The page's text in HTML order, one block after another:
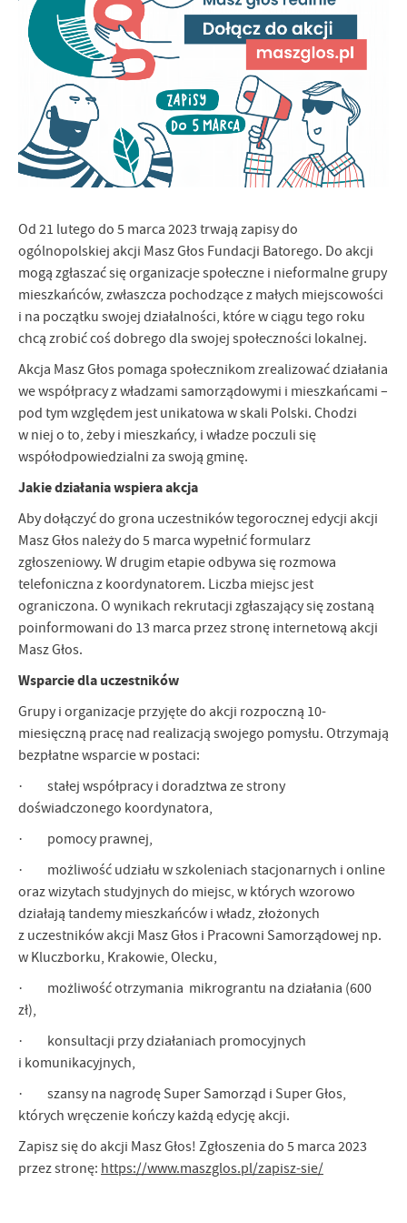
Od 21 lutego do 5 marca 2023 trwają zapisy do
ogólnopolskiej akcji Masz Głos Fundacji Batorego. Do akcji
mogą zgłaszać się organizacje społeczne i nieformalne grupy
mieszkańców, zwłaszcza pochodzące z małych miejscowości
i na początku swojej działalności, które w ciągu tego roku
chcą zrobić coś dobrego dla swojej społeczności lokalnej.
Akcja Masz Głos pomaga społecznikom zrealizować działania
we współpracy z władzami samorządowymi i mieszkańcami –
pod tym względem jest unikatowa w skali Polski. Chodzi
w niej o to, żeby i mieszkańcy, i władze poczuli się
współodpowiedzialni za swoją gminę.
Jakie działania wspiera akcja
Aby dołączyć do grona uczestników tegorocznej edycji akcji
Masz Głos należy do 5 marca wypełnić formularz
zgłoszeniowy. W drugim etapie odbywa się rozmowa
telefoniczna z koordynatorem. Liczba miejsc jest
ograniczona. O wynikach rekrutacji zgłaszający się zostaną
poinformowani do 13 marca przez stronę internetową akcji
Masz Głos.
Wsparcie dla uczestników
Grupy i organizacje przyjęte do akcji rozpoczną 10-
miesięczną pracę nad realizacją swojego pomysłu. Otrzymają
bezpłatne wsparcie w postaci:
· stałej współpracy i doradztwa ze strony
doświadczonego koordynatora,
· pomocy prawnej,
· możliwość udziału w szkoleniach stacjonarnych i online
oraz wizytach studyjnych do miejsc, w których wzorowo
działają tandemy mieszkańców i władz, złożonych
z uczestników akcji Masz Głos i Pracowni Samorządowej np.
w Kluczborku, Krakowie, Olecku,
· możliwość otrzymania mikrograntu na działania (600
zł),
· konsultacji przy działaniach promocyjnych
i komunikacyjnych,
· szansy na nagrodę Super Samorząd i Super Głos,
których wręczenie kończy każdą edycję akcji.
Zapisz się do akcji Masz Głos! Zgłoszenia do 5 marca 2023
przez stronę: https://www.maszglos.pl/zapisz-sie/
Firmy te działają w charakterze pośredników prezentujących nasze
treści w postaci wiadomości, ofert, komunikatów mediów
społecznościowych.